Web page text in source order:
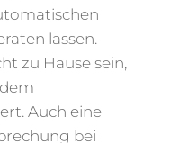
lassen.
zu Hause sein,
Auch eine
bei